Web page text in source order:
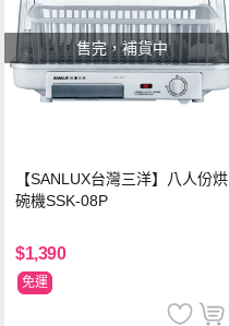
售完，補貨中
【SANLUX台灣三洋】八人份烘
碗機SSK-08P
$1,390
免運